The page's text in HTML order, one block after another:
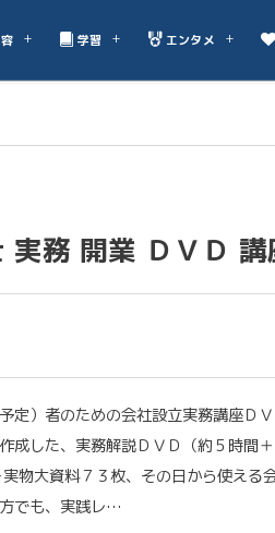
学習 エンタメ
実務 開業 ＤＶＤ
定）者のための会社設立実務講座Ｄ
成した、実務解説ＤＶＤ（約５時間＋
物大資料７３枚、その日から使える
でも、実践レ…